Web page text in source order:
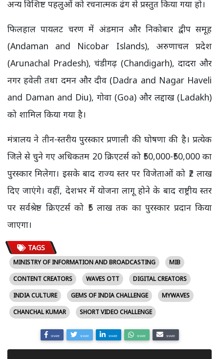
अन्य विशिष्ट पहलुओं को रचनात्मक ढंग से प्रस्तुत किया गया हो।
फिलहाल पायलट चरण में अंडमान और निकोबार द्वीप समूह
(Andaman and Nicobar Islands), अरुणाचल प्रदेश
(Arunachal Pradesh), चंडीगढ़ (Chandigarh), दादरा और
नगर हवेली तथा दमन और दीव (Dadra and Nagar Haveli
and Daman and Diu), गोवा (Goa) और लद्दाख (Ladakh)
को शामिल किया गया है।
मंत्रालय ने तीन-स्तरीय पुरस्कार प्रणाली की घोषणा की है। प्रत्येक
जिले से चुने गए अधिकतम 20 क्रिएटर्स को ₹50,000-₹50,000 का
पुरस्कार मिलेगा। इसके बाद राज्य स्तर पर विजेताओं को ₹2 लाख
दिए जाएंगे। वहीं, देशभर में योजना लागू होने के बाद राष्ट्रीय स्तर
पर सर्वश्रेष्ठ क्रिएटर्स को ₹5 लाख तक का पुरस्कार प्रदान किया
जाएगा।
TAGS
MINISTRY OF INFORMATION AND BROADCASTING
MIB
CONTENT CREATORS
WAVES OTT
DIGITAL CREATORS
INDIA CULTURE
GEMS OF INDIA CHALLENGE
MYWAVES
CHANCHAL KUMAR
SHORT VIDEO CHALLENGE
SHARE SHARE SHARE SHARE SHARE